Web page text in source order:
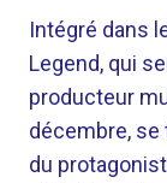
Intégré dans
Legend, qui
producteur
décembre, se
du